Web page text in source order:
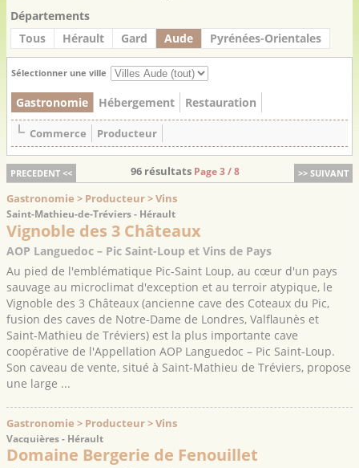
Départements
Tous
Hérault Gard Aude Pyrénées-Orientales
Sélectionner une ville
Gastronomie Hébergement Restauration
Commerce Producteur
PRECEDENT << >> SUIVANT
96 résultats Page 3 / 8
Gastronomie > Producteur > Vins
Saint-Mathieu-de-Tréviers - Hérault
Vignoble des 3 Châteaux
AOP Languedoc – Pic Saint-Loup et Vins de Pays
Au pied de l'emblématique Pic-Saint Loup, au cœur d'un pays
sauvage au microclimat d'exception et au terroir atypique, le
Vignoble des 3 Châteaux (ancienne cave des Coteaux du Pic,
fusion des caves de Notre-Dame de Londres, Valflaunès et
Saint-Mathieu de Tréviers) est la plus importante cave
coopérative de l'Appellation AOP Languedoc – Pic Saint-Loup.
Son caveau de vente, situé à Saint-Mathieu de Tréviers, propose
une large ...
Gastronomie > Producteur > Vins
Vacquières - Hérault
Domaine Bergerie de Fenouillet